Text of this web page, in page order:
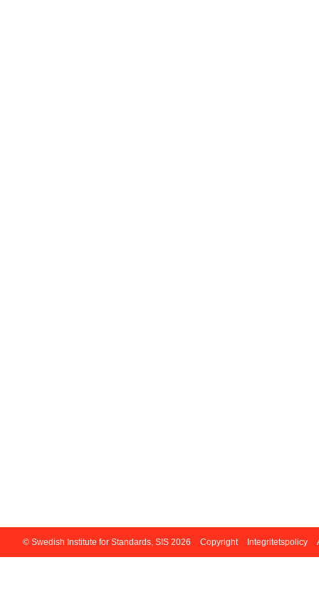
© Swedish Institute for Standards, SIS 2026 Copyright Integritetspolicy